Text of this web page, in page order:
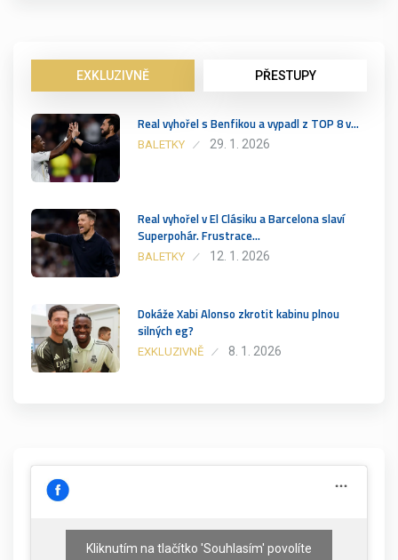
EXKLUZIVNĚ PŘESTUPY
Real vyhořel s Benfikou a vypadl z TOP 8 v…
BALETKY 29. 1. 2026
Real vyhořel v El Clásiku a Barcelona slaví
Superpohár. Frustrace…
BALETKY 12. 1. 2026
Dokáže Xabi Alonso zkrotit kabinu plnou
silných eg?
EXKLUZIVNĚ 8. 1. 2026
Kliknutím na tlačítko 'Souhlasím' povolíte